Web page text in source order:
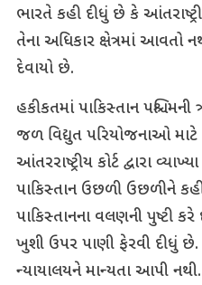
ભારતે કહી દીધું છે કે
તેના અધિકાર ક્ષેત્રમાં આવતો
દેવાયો છે.
હકીકતમાં પાકિસ્તાન
જળ વિદ્યુત પરિયોજનાઓ માટે
આંતરરાષ્ટ્રીય કોર્ટ દ્વારા
પાકિસ્તાન ઉછળી ઉછળીને
પાકિસ્તાનના વલણની પુષ્ટી
ખુશી ઉપર પાણી ફેરવી દીધું
ન્યાયાલયને માન્યતા આપી